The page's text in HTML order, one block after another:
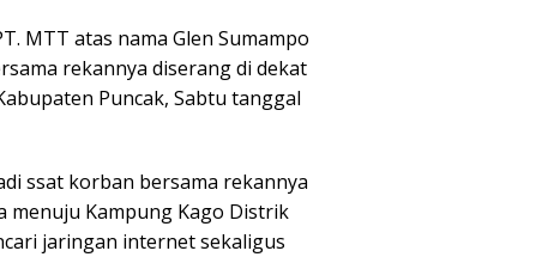
MTT atas nama Glen Sumampo
rekannya diserang di dekat
Puncak, Sabtu tanggal
ssat korban bersama rekannya
menuju Kampung Kago Distrik
jaringan internet sekaligus